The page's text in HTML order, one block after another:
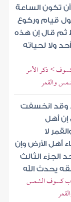
تكون الساعة
قيام وركوع
ثم قال إن هذه
ولا لحياته
> ذكر الأمر
والقمر
وقد انخسفت
أهل
لا
أهل الأرض وإن
الجزء الثالث
يحدث الله
كسوف الشمس